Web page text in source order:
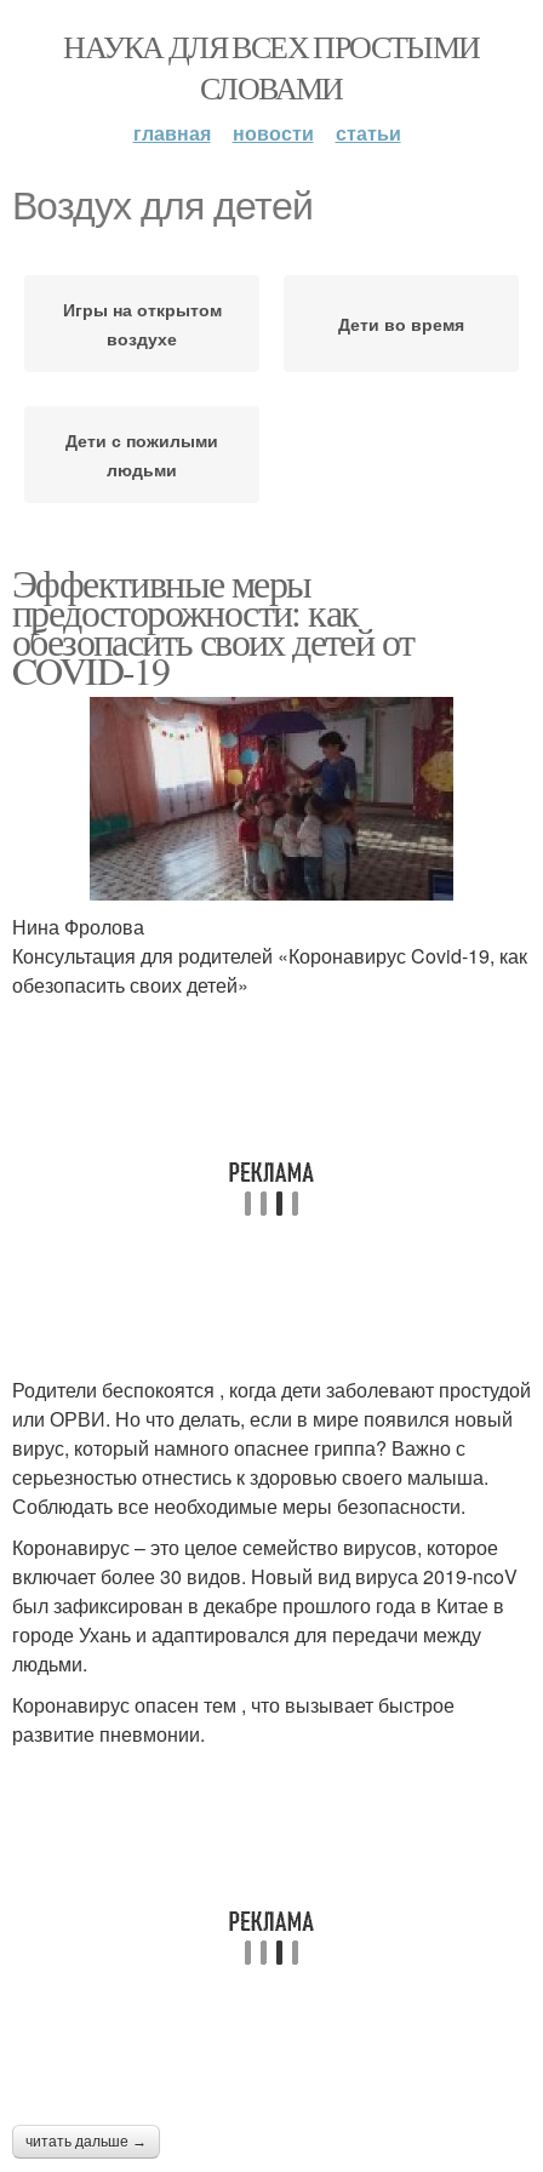
НАУКА ДЛЯ ВСЕХ ПРОСТЫМИ
СЛОВАМИ
главная новости статьи
Воздух для детей
Игры на открытом
воздухе
Дети во время
Дети с пожилыми
людьми
Эффективные меры
предосторожности: как
обезопасить своих детей от
COVID-19
Нина Фролова
Консультация для родителей «Коронавирус Covid-19, как
обезопасить своих детей»
Родители беспокоятся , когда дети заболевают простудой
или ОРВИ. Но что делать, если в мире появился новый
вирус, который намного опаснее гриппа? Важно с
серьезностью отнестись к здоровью своего малыша.
Соблюдать все необходимые меры безопасности.
Коронавирус – это целое семейство вирусов, которое
включает более 30 видов. Новый вид вируса 2019-ncoV
был зафиксирован в декабре прошлого года в Китае в
городе Ухань и адаптировался для передачи между
людьми.
Коронавирус опасен тем , что вызывает быстрое
развитие пневмонии.
читать дальше →